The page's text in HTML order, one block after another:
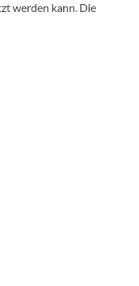
werden kann. Die